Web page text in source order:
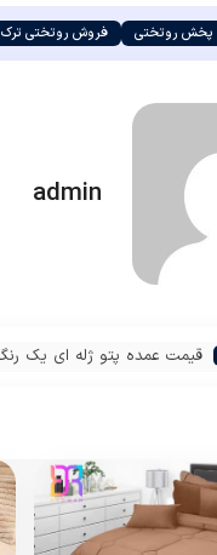
پخش روتختی فروش روتختی ترک
admin
قیمت عمده پتو ژله ای یک